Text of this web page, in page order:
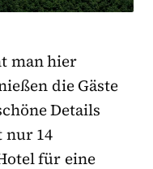
man hier
die Gäste
Details
nur 14
für eine